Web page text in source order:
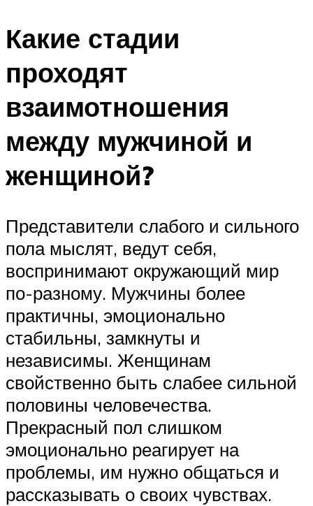
Какие стадии
проходят
взаимотношения
между мужчиной и
женщиной?
Представители слабого и сильного
пола мыслят, ведут себя,
воспринимают окружающий мир
по-разному. Мужчины более
практичны, эмоционально
стабильны, замкнуты и
независимы. Женщинам
свойственно быть слабее сильной
половины человечества.
Прекрасный пол слишком
эмоционально реагирует на
проблемы, им нужно общаться и
рассказывать о своих чувствах.